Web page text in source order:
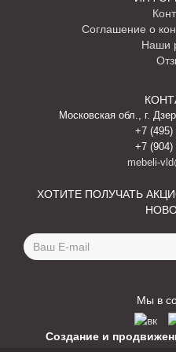
Соглашение о
Наши
Московская обл., г.
+7 (495)
+7 (904)
mebeli-
ХОТИТЕ ПОЛУЧАТЬ
Мы в
Создание и